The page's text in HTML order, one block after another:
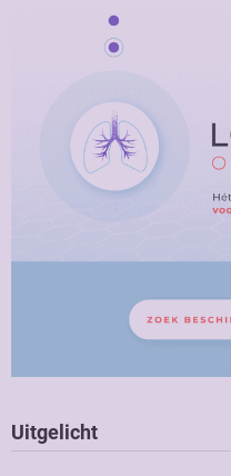
Uitgelicht